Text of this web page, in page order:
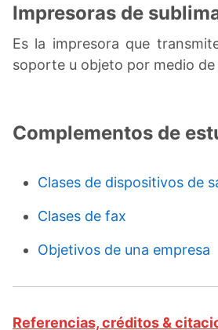
Impresoras de
Es la impresora que
soporte u objeto por medio de
Complementos de
Clases de dispositivos de
Clases de fax
Objetivos de una empresa
Referencias, créditos &